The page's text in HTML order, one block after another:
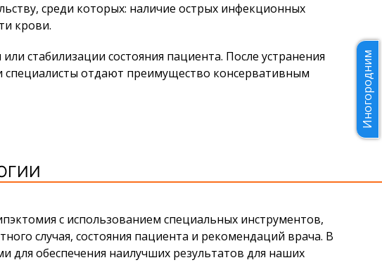
среди которых: наличие острых инфекционных
крови.
стабилизации состояния пациента. После устранения
отдают преимущество консервативным
с использованием специальных инструментов,
случая, состояния пациента и рекомендаций врача. В
для обеспечения наилучших результатов для наших
Иногородним